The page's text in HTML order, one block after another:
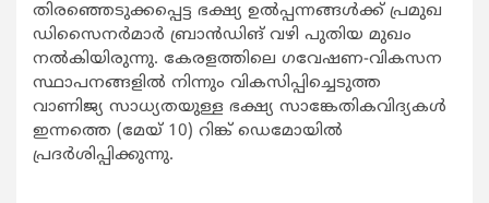
തിരഞ്ഞെടുക്കപ്പെട്ട ഭക്ഷ്യ ഉല്‍പ്പന്നങ്ങള്‍ക്ക് പ്രമുഖ
ഡിസൈനര്‍മാര്‍ ബ്രാന്‍ഡിങ് വഴി പുതിയ മുഖം
നല്‍കിയിരുന്നു. കേരളത്തിലെ ഗവേഷണ-വികസന
സ്ഥാപനങ്ങളില്‍ നിന്നും വികസിപ്പിച്ചെടുത്ത
വാണിജ്യ സാധ്യതയുള്ള ഭക്ഷ്യ സാങ്കേതികവിദ്യകള്‍
ഇന്നത്തെ (മേയ് 10) റിങ്ക് ഡെമോയില്‍
പ്രദര്‍ശിപ്പിക്കുന്നു.